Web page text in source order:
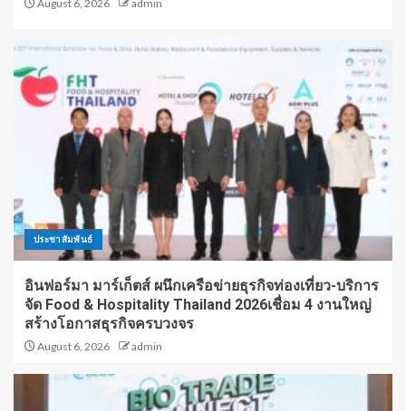
August 6, 2026 admin
ประชาสัมพันธ์
อินฟอร์มา มาร์เก็ตส์ ผนึกเครือข่ายธุรกิจท่องเที่ยว-บริการ
จัด Food & Hospitality Thailand 2026เชื่อม 4 งานใหญ่
สร้างโอกาสธุรกิจครบวงจร
August 6, 2026 admin